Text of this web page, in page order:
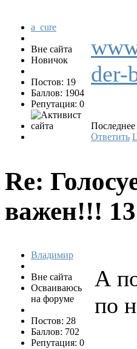
a_cure
Вне сайта
Новичок
Постов: 19
Баллов: 1904
Репутация: 0
der-
Последнее
Ответить
Re:
важен!!!
Владимир
Вне сайта
Осваиваюсь
на форуме
Постов: 28
Баллов: 702
Репутация: 0
А
по